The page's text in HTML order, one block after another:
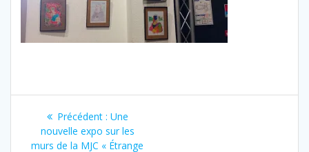
Navigation
de
Précédent : Article
précédent
:
Une
nouvelle expo sur les
murs de la MJC « Étrange